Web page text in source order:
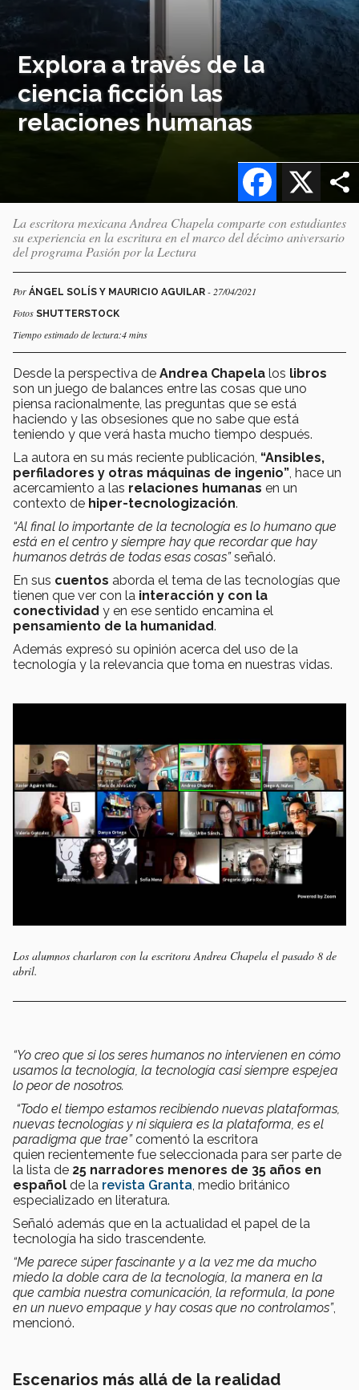
Explora a través de la
ciencia ficción las
relaciones humanas
X
Facebook
La escritora mexicana Andrea Chapela comparte con estudiantes
su experiencia en la escritura en el marco del décimo aniversario
del programa Pasión por la Lectura
Por ÁNGEL SOLÍS Y MAURICIO AGUILAR - 27/04/2021
Fotos SHUTTERSTOCK
Tiempo estimado de lectura:4 mins
Desde la perspectiva de Andrea Chapela los libros
son un juego de balances entre las cosas que uno
piensa racionalmente, las preguntas que se está
haciendo y las obsesiones que no sabe que está
teniendo y que verá hasta mucho tiempo después.
La autora en su más reciente publicación, “Ansibles,
perfiladores y otras máquinas de ingenio” , hace un
acercamiento a las relaciones humanas en un
contexto de hiper-tecnologización.
“Al final lo importante de la tecnología es lo humano que
está en el centro y siempre hay que recordar que hay
humanos detrás de todas esas cosas”señaló.
En sus cuentos aborda el tema de las tecnologías que
tienen que ver con la interacción y con la
conectividad y en ese sentido encamina el
pensamiento de la humanidad.
Además expresó su opinión acerca del uso de la
tecnología y la relevancia que toma en nuestras vidas.
Los alumnos charlaron con la escritora Andrea Chapela el pasado 8 de
abril.
“Yo creo que si los seres humanos no intervienen en cómo
usamos la tecnología, la tecnología casi siempre espejea
lo peor de nosotros.
“Todo el tiempo estamos recibiendo nuevas plataformas,
nuevas tecnologías y ni siquiera es la plataforma, es el
paradigma que trae”comentó la escritora
quien recientemente fue seleccionada para ser parte de
la lista de 25 narradores menores de 35 años en
español de la revista Granta, medio británico
especializado en literatura.
Señaló además que en la actualidad el papel de la
tecnología ha sido trascendente.
“Me parece súper fascinante y a la vez me da mucho
miedo la doble cara de la tecnología, la manera en la
que cambia nuestra comunicación, la reformula, la pone
en un nuevo empaque y hay cosas que no controlamos”,
mencionó.
Escenarios más allá de la realidad